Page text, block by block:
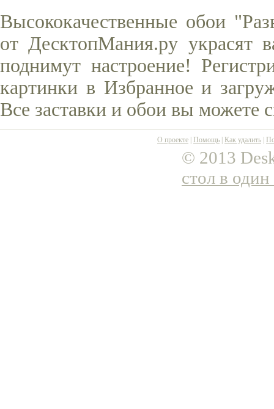
Высококачественные обои
от ДесктопМания.ру украсят
поднимут настроение!
картинки в Избранное и
Все заставки и обои вы можете
О проекте Помощь Как удалить
© 2013
стол в